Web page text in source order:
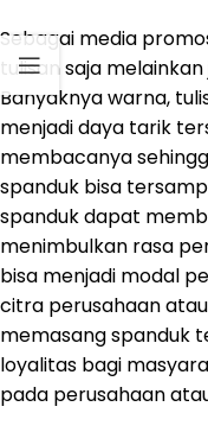
Sebagai media
tulisan saja
Banyaknya warna,
menjadi daya tarik
membacanya
spanduk bisa
spanduk dapat
menimbulkan rasa
bisa menjadi modal
citra perusahaan atau
memasang spanduk
loyalitas bagi
pada perusahaan